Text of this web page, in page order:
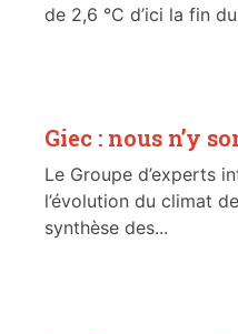
de 2,6 °C d’ici la fin
Giec : nous n’y
Le Groupe d’experts
l’évolution du climat
synthèse des...